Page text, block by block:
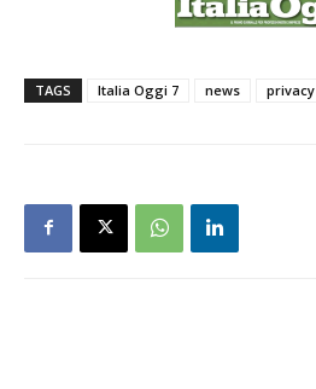
TAGS Italia Oggi 7 news privacy